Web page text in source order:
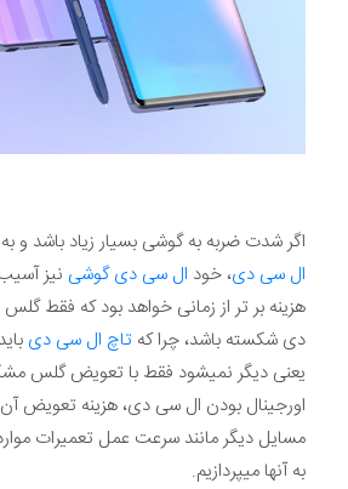
اگر شدت ضربه به گوشی بسیار زیاد باشد و
ال سی دی، خود ال سی دی گوشی نیز
هزینه بر تر از زمانی خواهد بود که فقط
دی شکسته باشد، چرا که تاچ ال سی دی
یعنی دیگر نمیشود فقط با تعویض گلس
اورجینال بودن ال سی دی، هزینه تعویض
مسایل دیگر مانند سرعت عمل تعمیرات
به آنها میپردازیم.